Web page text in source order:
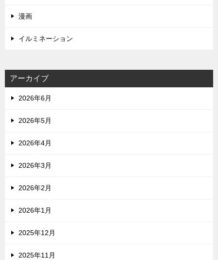
漫画
イルミネーション
アーカイブ
2026年6月
2026年5月
2026年4月
2026年3月
2026年2月
2026年1月
2025年12月
2025年11月